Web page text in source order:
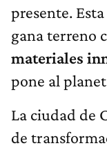
presente.
gana terreno
materiales
pone al
La ciudad de
de